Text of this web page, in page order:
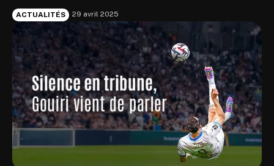
ACTUALITÉS 29 avril 2025